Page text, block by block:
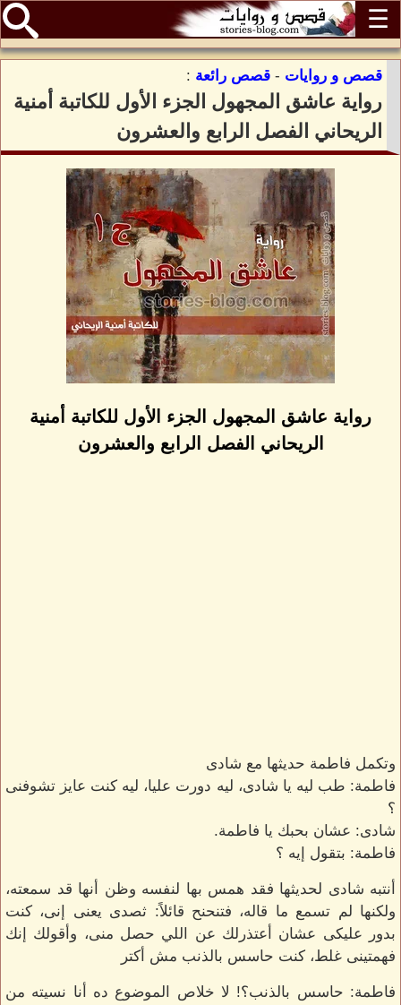
☰
قصص و روايات - قصص رائعة :
رواية عاشق المجهول الجزء الأول للكاتبة أمنية
الريحاني الفصل الرابع والعشرون
رواية عاشق المجهول الجزء الأول للكاتبة أمنية
الريحاني الفصل الرابع والعشرون
وتكمل فاطمة حديثها مع شادى
فاطمة: طب ليه يا شادى، ليه دورت عليا، ليه كنت عايز تشوفنى
؟
شادى: عشان بحبك يا فاطمة.
فاطمة: بتقول إيه ؟
أنتبه شادى لحديثها فقد همس بها لنفسه وظن أنها قد سمعته،
ولكنها لم تسمع ما قاله، فتنحنح قائلاً: ثصدى يعنى إنى، كنت
بدور عليكى عشان أعتذرلك عن اللي حصل منى، وأقولك إنك
فهمتينى غلط، كنت حاسس بالذنب مش أكتر
فاطمة: حاسس بالذنب؟! لا خلاص الموضوع ده أنا نسيته من